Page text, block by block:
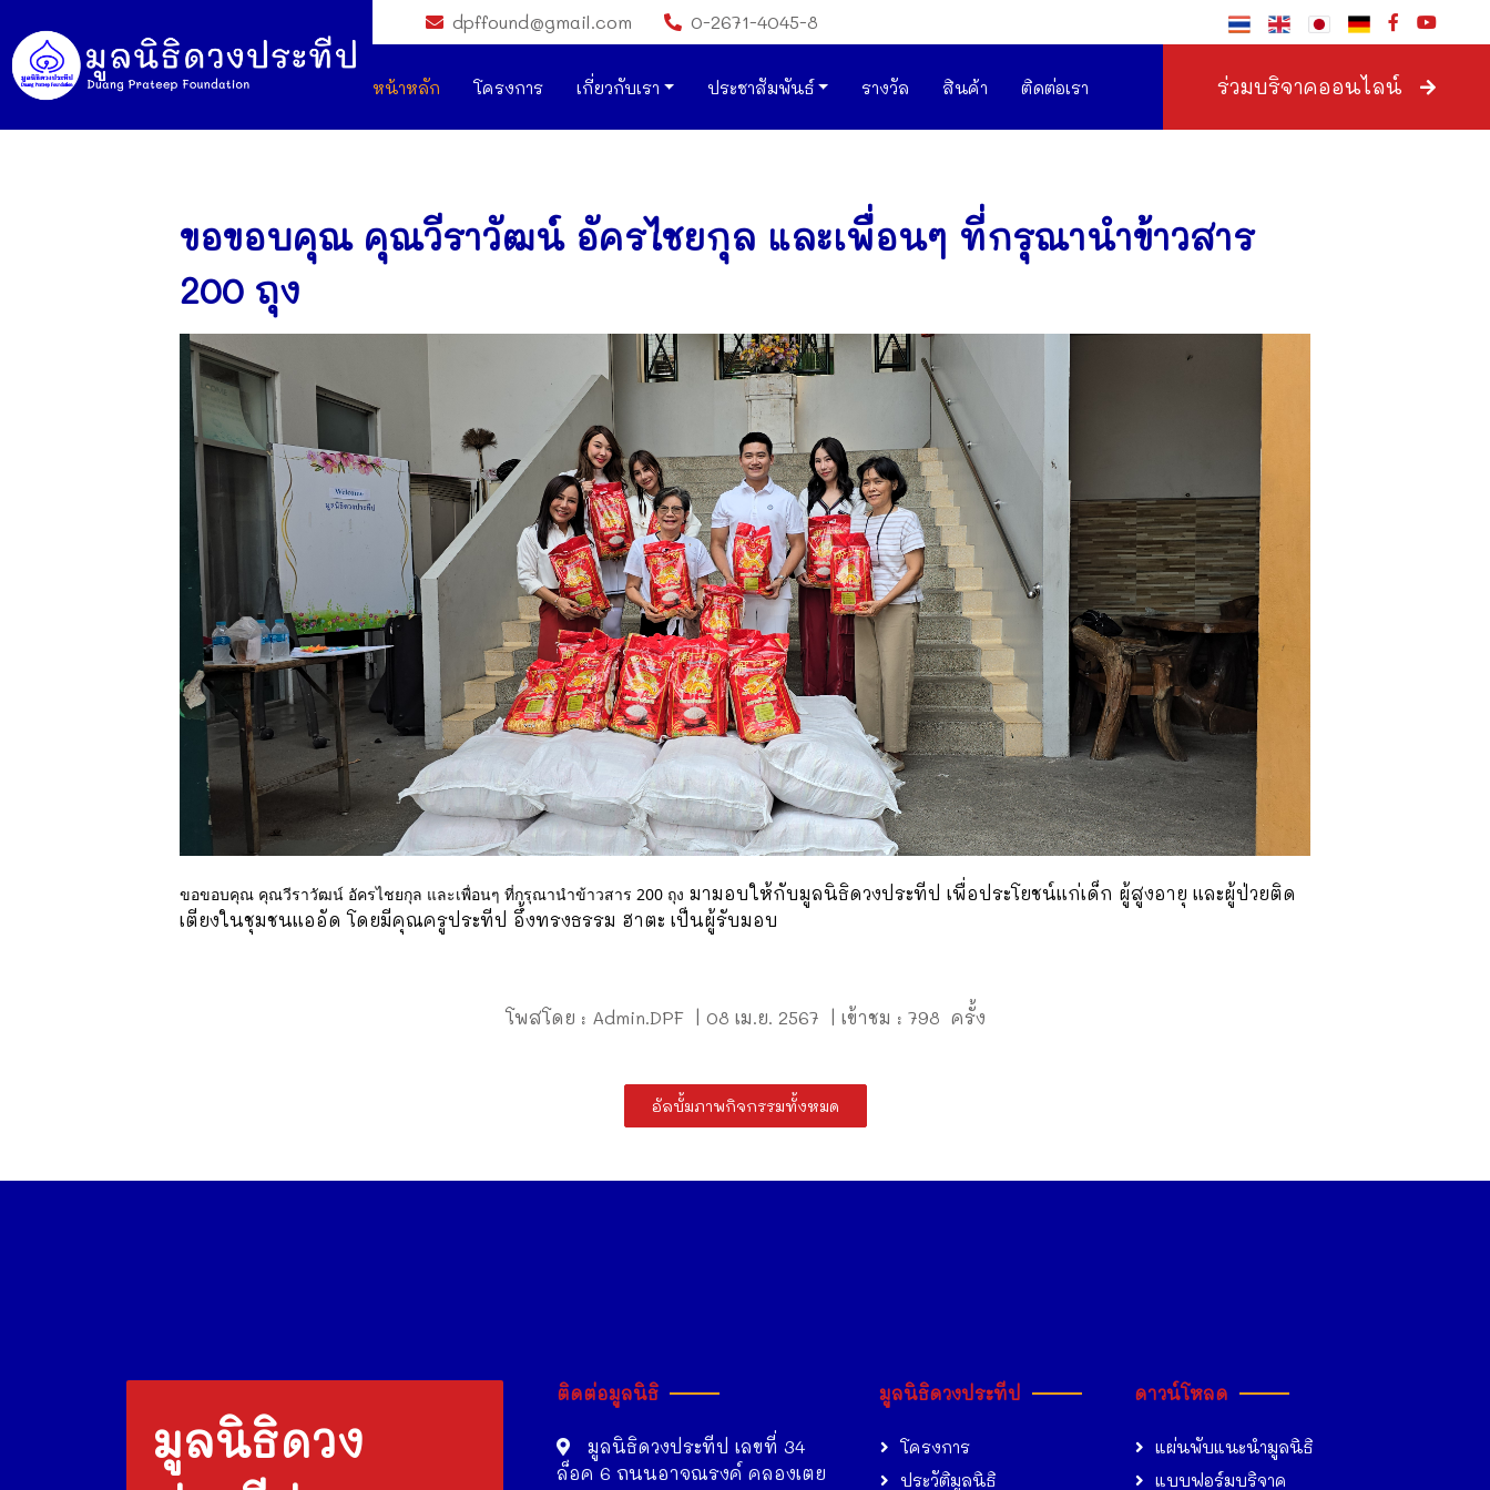
dpffound@gmail.com 0-2671-4045-8
หน้าหลัก โครงการ เกี่ยวกับเรา ประชาสัมพันธ์ รางวัล สินค้า ติดต่อเรา ร่วมบริจาคออนไลน์
ขอขอบคุณ คุณวีราวัฒน์ อัครไชยกุล และเพื่อนๆ ที่กรุณานำข้าวสาร
200 ถุง
ขอขอบคุณ คุณวีราวัฒน์ อัครไชยกุล และเพื่อนๆ ที่กรุณานำข้าวสาร 200 ถุง มามอบให้กับมูลนิธิดวงประทีป เพื่อประโยชน์แก่เด็ก ผู้สูงอายุ และผู้ป่วยติด
เตียงในชุมชนแออัด โดยมีคุณครูประทีป อึ้งทรงธรรม ฮาตะ เป็นผู้รับมอบ
โพสโดย : Admin.DPF | 08 เม.ย. 2567 | เข้าชม : 798 ครั้ง
อัลบั้มภาพกิจกรรมทั้งหมด
มูลนิธิดวง
ติดต่อมูลนิธิ
มูลนิธิดวงประทีป เลขที่ 34
ล็อค 6 ถนนอาจณรงค์ คลองเตย
มูลนิธิดวงประทีป
โครงการ
ประวัติมูลนิธิ
ดาวน์โหลด
แผ่นพับแนะนำมูลนิธิ
แบบฟอร์มบริจาค